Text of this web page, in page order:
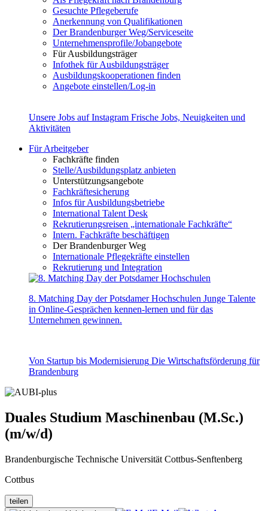
Gesuchte Pflegeberufe
Anerkennung von Qualifikationen
Der Brandenburger Weg/Serviceseite
Unternehmensprofile/Jobangebote
Für Ausbildungsträger
Infothek für Ausbildungsträger
Ausbildungskooperationen finden
Angebote einstellen/Log-in
Unsere Jobs auf Instagram Frische Jobs, Neuigkeiten und
Aktivitäten
Für Arbeitgeber
Fachkräfte finden
Stelle/Ausbildungsplatz anbieten
Unterstützungsangebote
Fachkräftesicherung
Infos für Ausbildungsbetriebe
International Talent Desk
Rekrutierungsreisen „internationale Fachkräfte“
Intern. Fachkräfte beschäftigen
Der Brandenburger Weg
Internationale Pflegekräfte einstellen
Rekrutierung und Integration
8. Matching Day der Potsdamer Hochschulen Junge Talente
in Online-Gesprächen kennen-lernen und für das
Unternehmen gewinnen.
Von Startup bis Modernisierung Die Wirtschaftsförderung für
Brandenburg
Duales Studium Maschinenbau (M.Sc.)
(m/w/d)
Brandenburgische Technische Universität Cottbus-Senftenberg
Cottbus
teilen